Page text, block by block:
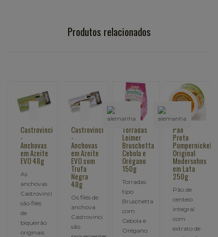
Produtos relacionados
Castrovinci
-
Anchovas
em Azeite
EVO 48g
As
anchovas
Castrovinci
são filés
de
biqueirão
originais
Castrovinci
-
Anchovas
em Azeite
EVO com
Trufa
Negra
48g
Os filés de
anchova
Castrovinci
são
Torradas
Leimer
Bruschetta
Cebola e
Orégano
150g
Torradas
tipo
Bruschetta
com
Cebola e
Orégano
Pão
Preto
Pumpernickel
Original
Modersohns
em Lata
250g
Pão de
centeio
integral
com
extrato de